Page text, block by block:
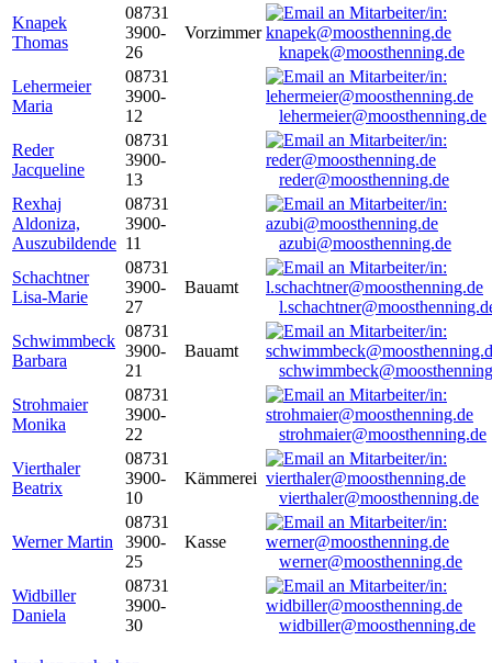
Knapek
Thomas
08731
3900-
26
Vorzimmer
knapek@moosthenning.de
Lehermeier
Maria
08731
3900-
12
lehermeier@moosthenning.de
Reder
Jacqueline
08731
3900-
13
reder@moosthenning.de
Rexhaj
Aldoniza,
Auszubildende
08731
3900-
11
azubi@moosthenning.de
Schachtner
Lisa-Marie
08731
3900-
27
Bauamt
Schwimmbeck
Barbara
08731
3900-
21
Bauamt
Strohmaier
Monika
08731
3900-
22
strohmaier@moosthenning.de
Vierthaler
Beatrix
08731
3900-
10
Kämmerei
vierthaler@moosthenning.de
Werner Martin
08731
3900-
25
Kasse
werner@moosthenning.de
Widbiller
Daniela
08731
3900-
30
widbiller@moosthenning.de